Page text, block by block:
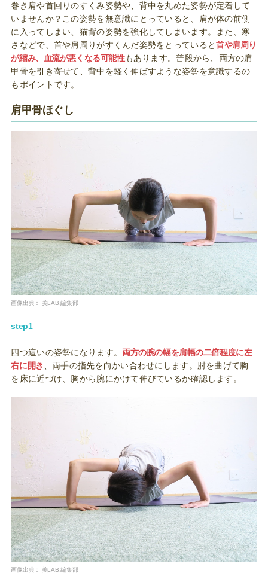
巻き肩や首回りのすくみ姿勢や、背中を丸めた姿勢が定着して
いませんか？この姿勢を無意識にとっていると、肩が体の前側
に入ってしまい、猫背の姿勢を強化してしまいます。また、寒
さなどで、首や肩周りがすくんだ姿勢をとっていると首や肩周り
が縮み、血流が悪くなる可能性もあります。普段から、両方の肩
甲骨を引き寄せて、背中を軽く伸ばすような姿勢を意識するの
もポイントです。
肩甲骨ほぐし
画像出典： 美LAB.編集部
step1
四つ這いの姿勢になります。 両方の腕の幅を肩幅の二倍程度に左
右に開き、両手の指先を向かい合わせにします。肘を曲げて胸
を床に近づけ、胸から腕にかけて伸びているか確認します。
画像出典： 美LAB.編集部